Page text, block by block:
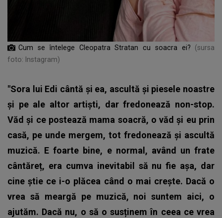
Cum se întelege Cleopatra Stratan cu soacra ei?
(sursa
foto: Instagram)
"Sora lui Edi cântă și ea, ascultă și piesele noastre
și pe ale altor artiști, dar fredonează non-stop.
Văd și ce postează mama soacră, o văd și eu prin
casă, pe unde mergem, tot fredonează și ascultă
muzică. E foarte bine, e normal, având un frate
cântăreț, era cumva inevitabil să nu fie așa, dar
cine știe ce i-o plăcea când o mai crește. Dacă o
vrea să meargă pe muzică, noi suntem aici, o
ajutăm. Dacă nu, o să o susținem în ceea ce vrea